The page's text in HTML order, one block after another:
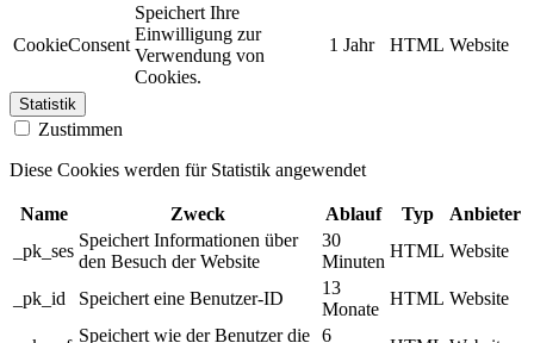
CookieConsent
Speichert Ihre
Einwilligung zur
Verwendung von
Cookies.
1 Jahr HTML Website
Statistik
Zustimmen
Diese Cookies werden für Statistik angewendet
Name Zweck Ablauf Typ
Anbieter
_pk_ses
Speichert Informationen über
den Besuch der Website
30
Minuten
HTML Website
_pk_id Speichert eine Benutzer-ID
13
Monate
HTML Website
Speichert wie der Benutzer die 6